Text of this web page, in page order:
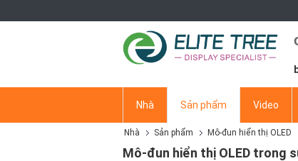
Nhà Sản phẩm Video
Nhà Sản phẩm Mô-đun hiển thị OLED
Mô-đun hiển thị OLED trong